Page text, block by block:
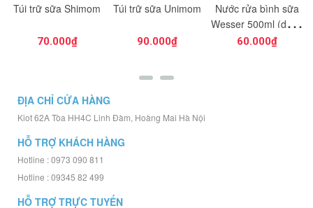
Túi trữ sữa Shimom
70.000₫
Túi trữ sữa Unimom
90.000₫
Nước rửa bình sữa
Wesser 500ml (dạng
túi)
60.000₫
ĐỊA CHỈ CỬA HÀNG
Kiot 62A Tòa HH4C Linh Đàm, Hoàng Mai Hà Nội
HỖ TRỢ KHÁCH HÀNG
Hotline : 0973 090 811
Hotline : 09345 82 499
HỖ TRỢ TRỰC TUYẾN